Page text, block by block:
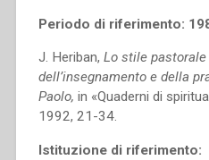
Periodo di riferimento:
J. Heriban, Lo stile
dell’insegnamento e della
Paolo, in «Quaderni di
1992, 21-34.
Istituzione di riferimento: